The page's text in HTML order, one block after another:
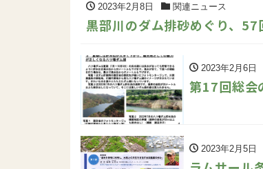
2023年2月8日 関連ニュース
黒部川のダム排砂めぐり、
2023年2月6日
第17回総会
2023年2月5日